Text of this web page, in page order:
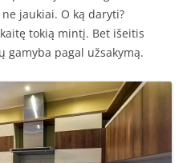
jaukiai. O ką daryti?
tokią mintį. Bet išeitis
gamyba pagal užsakymą.